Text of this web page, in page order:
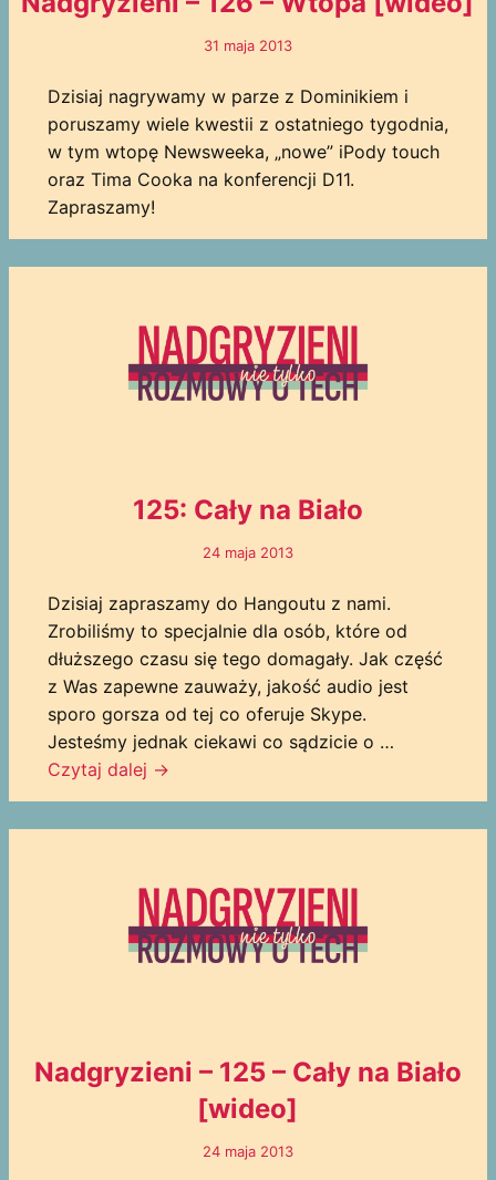
31 maja 2013
Dzisiaj nagrywamy w parze z Dominikiem i
poruszamy wiele kwestii z ostatniego tygodnia,
w tym wtopę Newsweeka, „nowe” iPody touch
oraz Tima Cooka na konferencji D11.
Zapraszamy!
125: Cały na Biało
24 maja 2013
Dzisiaj zapraszamy do Hangoutu z nami.
Zrobiliśmy to specjalnie dla osób, które od
dłuższego czasu się tego domagały. Jak część
z Was zapewne zauważy, jakość audio jest
sporo gorsza od tej co oferuje Skype.
Jesteśmy jednak ciekawi co sądzicie o …
Czytaj dalej →
Nadgryzieni – 125 – Cały na Biało
[wideo]
24 maja 2013